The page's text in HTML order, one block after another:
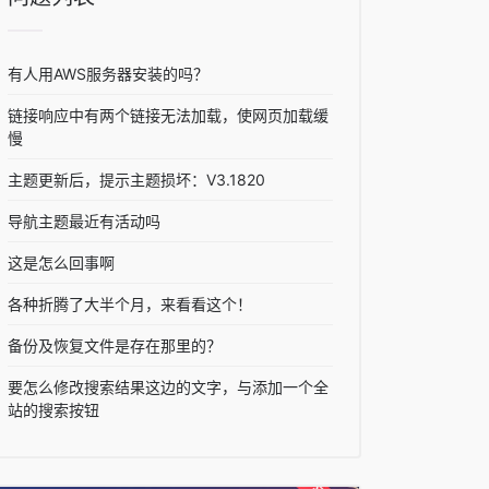
有人用AWS服务器安装的吗？
链接响应中有两个链接无法加载，使网页加载缓
慢
主题更新后，提示主题损坏：V3.1820
导航主题最近有活动吗
这是怎么回事啊
各种折腾了大半个月，来看看这个！
备份及恢复文件是存在那里的？
要怎么修改搜索结果这边的文字，与添加一个全
站的搜索按钮